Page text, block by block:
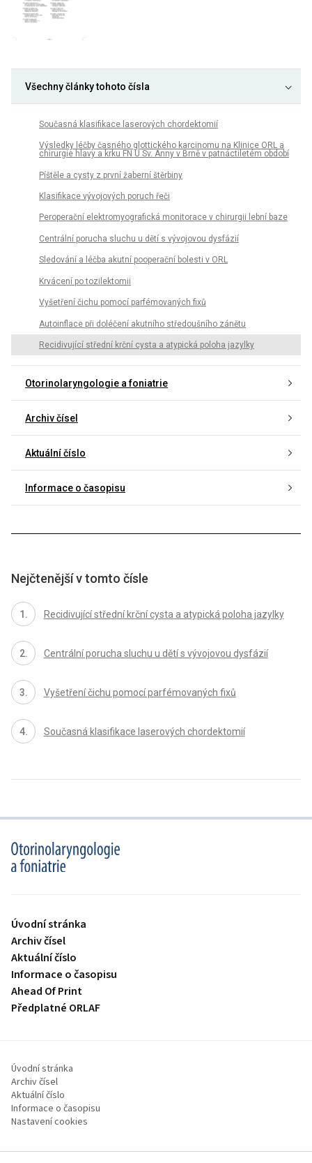
Všechny články tohoto čísla
Současná klasifikace laserových chordektomií
Výsledky léčby časného glottického karcinomu na Klinice ORL a
chirurgie hlavy a krku FN U Sv. Anny v Brně v patnáctiletém období
Píštěle a cysty z první žaberní štěrbiny
Klasifikace vývojových poruch řeči
Peroperační elektromyografická monitorace v chirurgii lební baze
Centrální porucha sluchu u dětí s vývojovou dysfázií
Sledování a léčba akutní pooperační bolesti v ORL
Krvácení po tozilektomii
Vyšetření čichu pomocí parfémovaných fixů
Autoinflace při doléčení akutního středoušního zánětu
Recidivující střední krční cysta a atypická poloha jazylky
Otorinolaryngologie a foniatrie
Archiv čísel
Aktuální číslo
Informace o časopisu
Nejčtenější v tomto čísle
Recidivující střední krční cysta a atypická poloha jazylky
Centrální porucha sluchu u dětí s vývojovou dysfázií
Vyšetření čichu pomocí parfémovaných fixů
Současná klasifikace laserových chordektomií
proLékaře.cz
Úvodní stránka
Archiv čísel
Aktuální číslo
Informace o časopisu
Ahead Of Print
Předplatné ORLAF
Úvodní stránka
Archiv čísel
Aktuální číslo
Informace o časopisu
Nastavení cookies